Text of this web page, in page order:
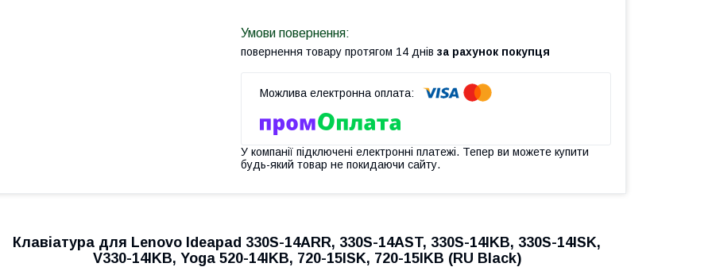
повернення товару протягом 14 днів за рахунок покупця
У компанії підключені електронні платежі. Тепер ви можете купити
будь-який товар не покидаючи сайту.
Клавіатура для Lenovo Ideapad 330S-14ARR, 330S-14AST, 330S-14IKB, 330S-14ISK,
V330-14IKB, Yoga 520-14IKB, 720-15ISK, 720-15IKB (RU Black)